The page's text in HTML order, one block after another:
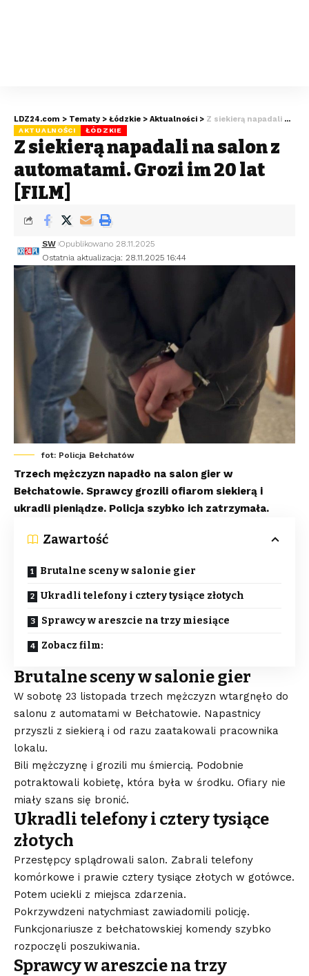
LDZ24.com > Tematy > Łódzkie > Aktualności > Z siekierą napadali na salon z automatami. Grozi im 20 lat [FILM]
AKTUALNOŚCI ŁÓDZKIE
Z siekierą napadali na salon z
automatami. Grozi im 20 lat
[FILM]
Ostatnia aktualizacja: 28.11.2025 16:44
SW Opublikowano 28.11.2025
fot: Policja Bełchatów
Trzech mężczyzn napadło na salon gier w
Bełchatowie. Sprawcy grozili ofiarom siekierą i
ukradli pieniądze. Policja szybko ich zatrzymała.
Zawartość
Brutalne sceny w salonie gier
Ukradli telefony i cztery tysiące złotych
Sprawcy w areszcie na trzy miesiące
Zobacz film:
Brutalne sceny w salonie gier
W sobotę 23 listopada trzech mężczyzn wtargnęło do
salonu z automatami w Bełchatowie. Napastnicy
przyszli z siekierą i od razu zaatakowali pracownika
lokalu.
Bili mężczyznę i grozili mu śmiercią. Podobnie
potraktowali kobietę, która była w środku. Ofiary nie
miały szans się bronić.
Ukradli telefony i cztery tysiące
złotych
Przestępcy splądrowali salon. Zabrali telefony
komórkowe i prawie cztery tysiące złotych w gotówce.
Potem uciekli z miejsca zdarzenia.
Pokrzywdzeni natychmiast zawiadomili policję.
Funkcjonariusze z bełchatowskiej komendy szybko
rozpoczęli poszukiwania.
Sprawcy w areszcie na trzy